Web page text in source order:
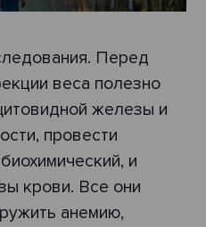
Перед
веса полезно
железы и
провести
и
крови. Все они
анемию,